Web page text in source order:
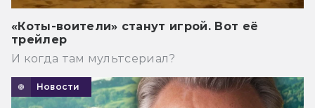
«Коты-воители» станут игрой. Вот её
трейлер
И когда там мультсериал?
Новости